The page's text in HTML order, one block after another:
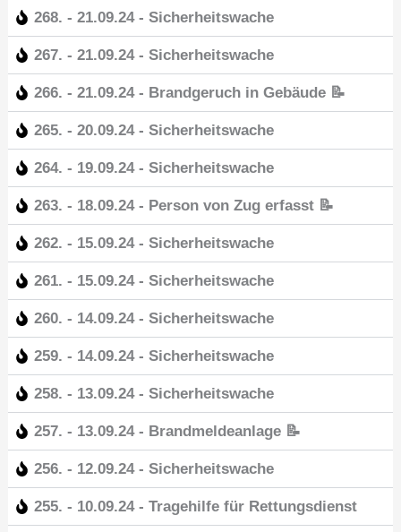
268. - 21.09.24 - Sicherheitswache
267. - 21.09.24 - Sicherheitswache
266. - 21.09.24 - Brandgeruch in Gebäude 📝
265. - 20.09.24 - Sicherheitswache
264. - 19.09.24 - Sicherheitswache
263. - 18.09.24 - Person von Zug erfasst 📝
262. - 15.09.24 - Sicherheitswache
261. - 15.09.24 - Sicherheitswache
260. - 14.09.24 - Sicherheitswache
259. - 14.09.24 - Sicherheitswache
258. - 13.09.24 - Sicherheitswache
257. - 13.09.24 - Brandmeldeanlage 📝
256. - 12.09.24 - Sicherheitswache
255. - 10.09.24 - Tragehilfe für Rettungsdienst